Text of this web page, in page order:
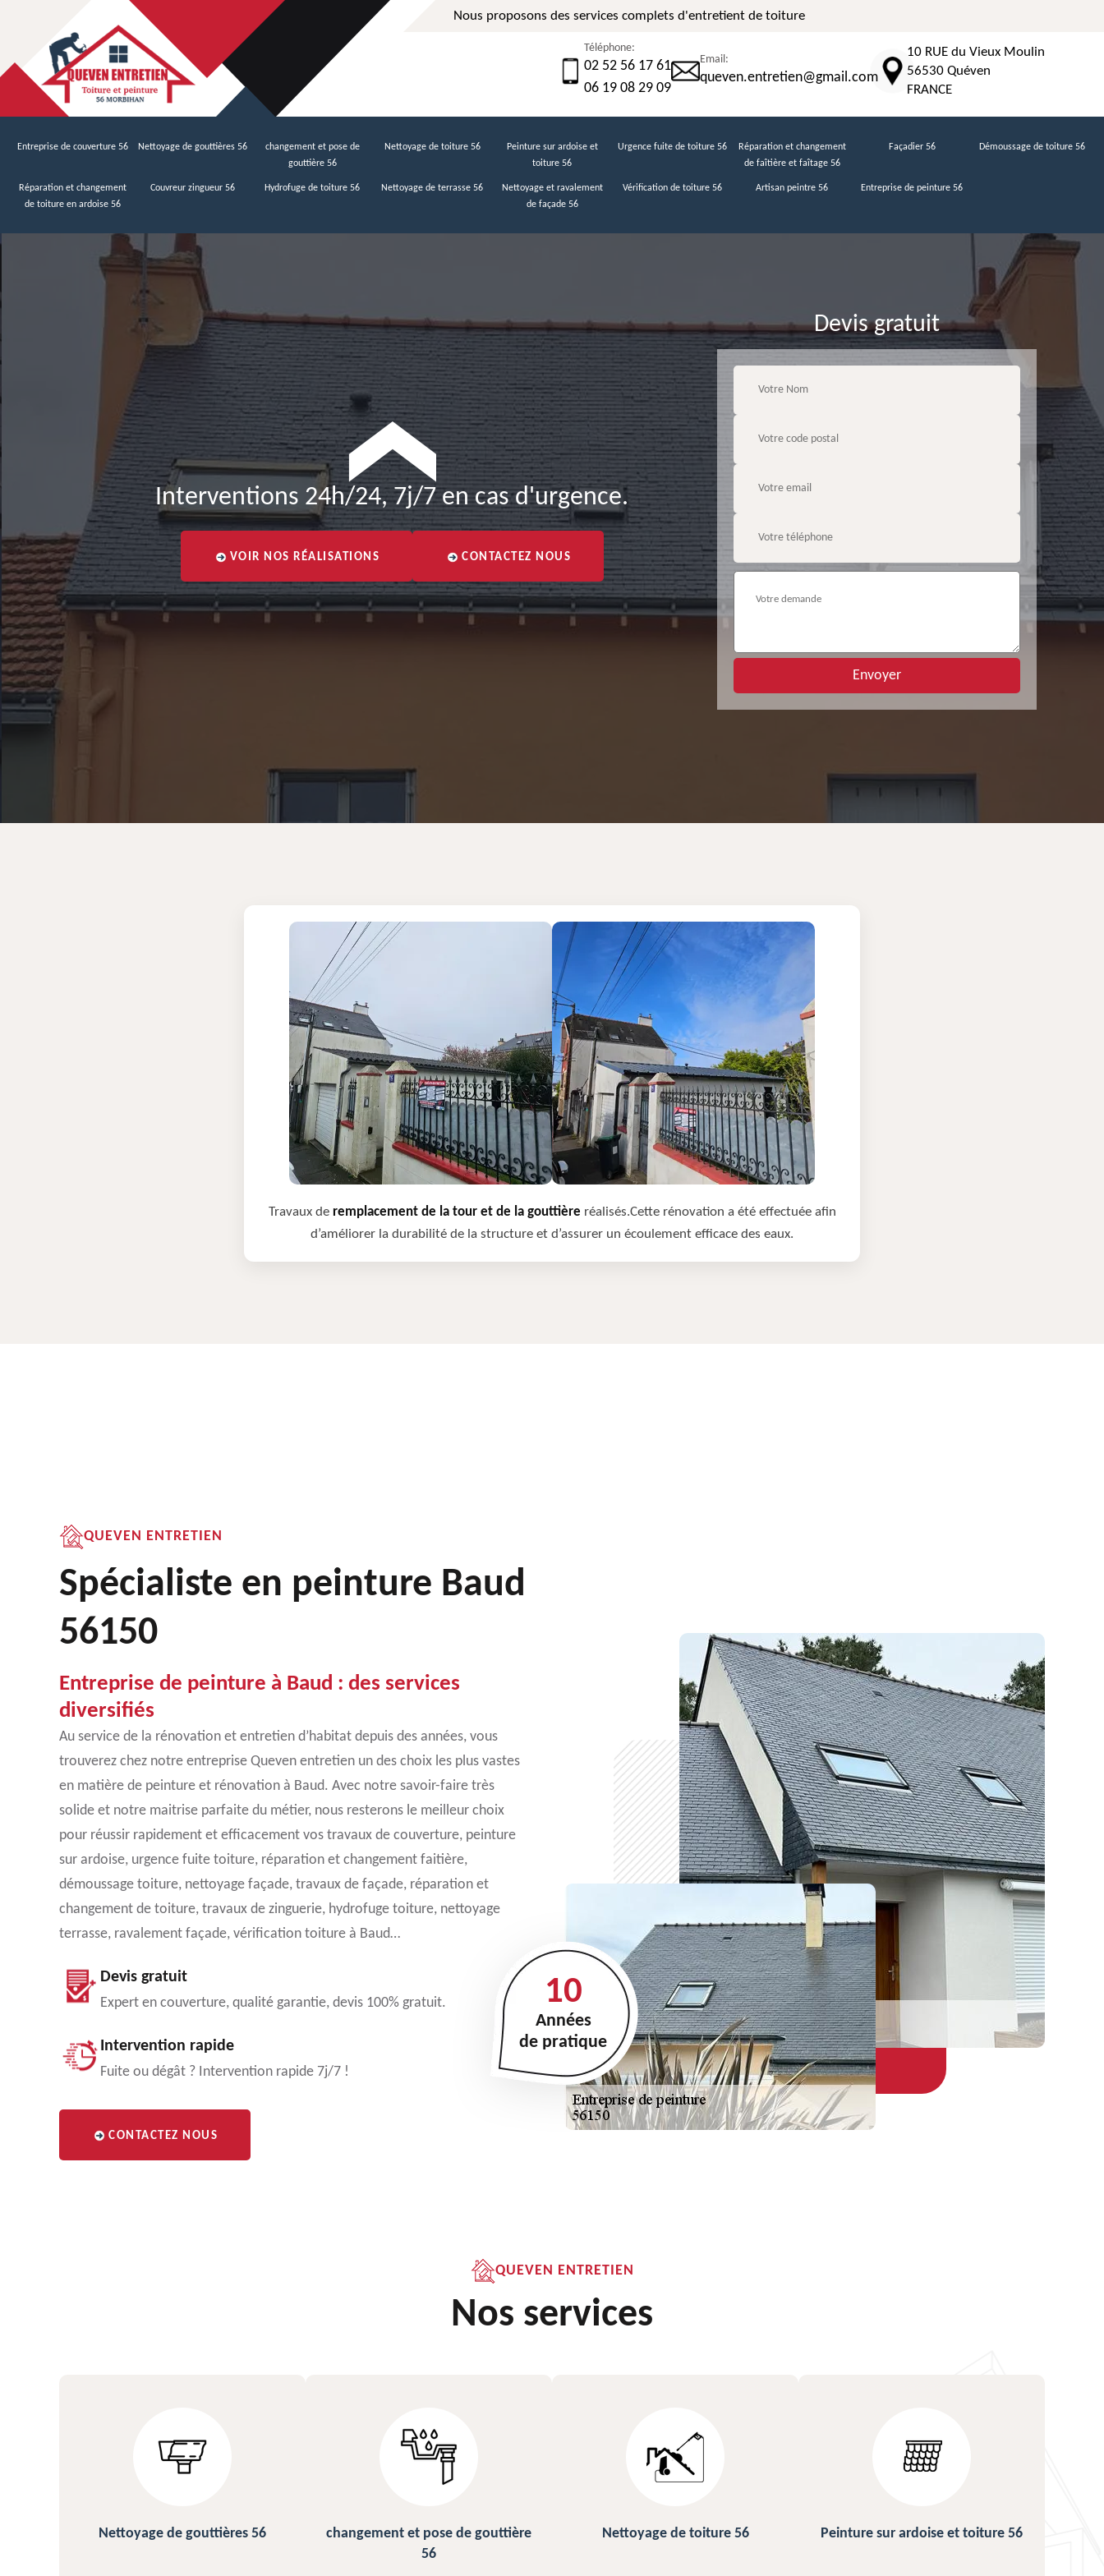
Nous proposons des services complets d'entretient de toiture
Téléphone:
02 52 56 17 61
06 19 08 29 09
Email:
queven.entretien@gmail.com
10 RUE du Vieux Moulin
56530 Quéven
FRANCE
Entreprise de couverture 56 Nettoyage de gouttières 56
changement et pose de
gouttière 56
Nettoyage de toiture 56
Peinture sur ardoise et
toiture 56
Urgence fuite de toiture 56
Réparation et changement
de faîtière et faîtage 56
Façadier 56 Démoussage de toiture 56
Réparation et changement
de toiture en ardoise 56
Couvreur zingueur 56 Hydrofuge de toiture 56 Nettoyage de terrasse 56
Nettoyage et ravalement
de façade 56
Vérification de toiture 56 Artisan peintre 56 Entreprise de peinture 56
Interventions 24h/24, 7j/7 en cas d'urgence.
VOIR NOS RÉALISATIONS CONTACTEZ NOUS
Devis gratuit
Travaux de remplacement de la tour et de la gouttière réalisés.Cette rénovation a été effectuée afin
d’améliorer la durabilité de la structure et d’assurer un écoulement efficace des eaux.
QUEVEN ENTRETIEN
Spécialiste en peinture Baud
56150
Entreprise de peinture à Baud : des services
diversifiés
Au service de la rénovation et entretien d’habitat depuis des années, vous
trouverez chez notre entreprise Queven entretien un des choix les plus vastes
en matière de peinture et rénovation à Baud. Avec notre savoir-faire très
solide et notre maitrise parfaite du métier, nous resterons le meilleur choix
pour réussir rapidement et efficacement vos travaux de couverture, peinture
sur ardoise, urgence fuite toiture, réparation et changement faitière,
démoussage toiture, nettoyage façade, travaux de façade, réparation et
changement de toiture, travaux de zinguerie, hydrofuge toiture, nettoyage
terrasse, ravalement façade, vérification toiture à Baud…
Devis gratuit
Expert en couverture, qualité garantie, devis 100% gratuit.
Intervention rapide
Fuite ou dégât ? Intervention rapide 7j/7 !
CONTACTEZ NOUS
10
Années
de pratique
QUEVEN ENTRETIEN
Nos services
changement et pose de gouttière
Nettoyage de toiture 56 Peinture sur ardoise et toiture 56 Urgence fuite de toiture 56